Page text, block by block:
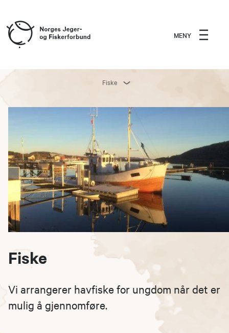
MENY
Fiske
Fiske
Vi arrangerer havfiske for ungdom når det er
mulig å gjennomføre.